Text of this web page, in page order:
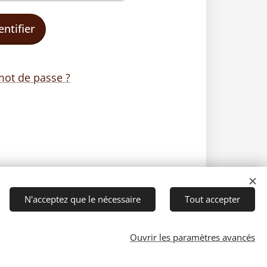
de passe ?
N'acceptez que le nécessaire Tout accepter
Ouvrir les paramètres avancés